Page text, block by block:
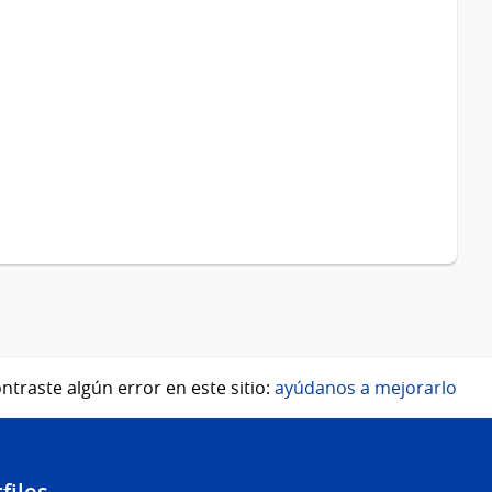
algún error en este sitio: ayúdanos a mejorarlo